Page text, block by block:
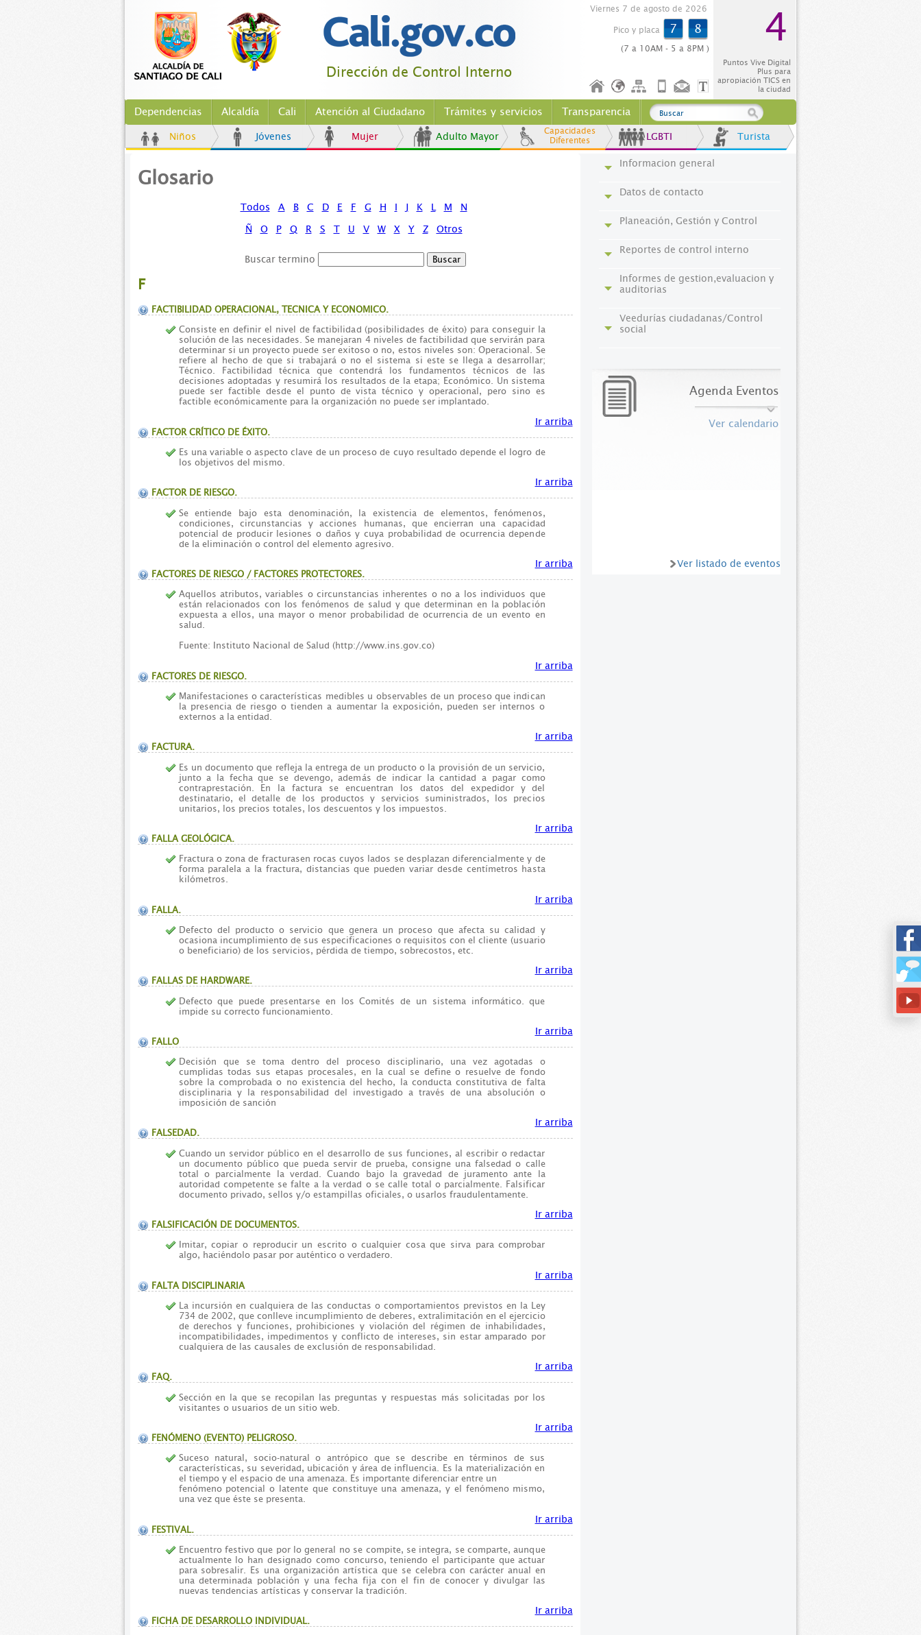
Dirección de Control Interno
Viernes 7 de agosto de 2026
Pico y placa 7 8
(7 a 10AM - 5 a 8PM ) 4
Puntos Vive Digital
Plus para
apropiación TICS en
la ciudad
Dependencias Alcaldía Cali Atención al Ciudadano Trámites y servicios Transparencia
Niños Jóvenes Mujer Adulto Mayor
Capacidades
Diferentes
LGBTI Turista
Glosario
Todos A B C D E F G H I J K L M
N
Ñ
O P Q R S T U V W X Y Z Otros
Buscar termino
F
FACTIBILIDAD OPERACIONAL, TECNICA Y ECONOMICO.
Consiste en definir el nivel de factibilidad (posibilidades de éxito) para conseguir la
solución de las necesidades. Se manejaran 4 niveles de factibilidad que servirán para
determinar si un proyecto puede ser exitoso o no, estos niveles son: Operacional. Se
refiere al hecho de que si trabajará o no el sistema si este se llega a desarrollar;
Técnico. Factibilidad técnica que contendrá los fundamentos técnicos de las
decisiones adoptadas y resumirá los resultados de la etapa; Económico. Un sistema
puede ser factible desde el punto de vista técnico y operacional, pero sino es
factible económicamente para la organización no puede ser implantado.
Ir arriba
FACTOR CRÍTICO DE ÉXITO.
Es una variable o aspecto clave de un proceso de cuyo resultado depende el logro de
los objetivos del mismo.
Ir arriba
FACTOR DE RIESGO.
Se entiende bajo esta denominación, la existencia de elementos, fenómenos,
condiciones, circunstancias y acciones humanas, que encierran una capacidad
potencial de producir lesiones o daños y cuya probabilidad de ocurrencia depende
de la eliminación o control del elemento agresivo.
Ir arriba
FACTORES DE RIESGO / FACTORES PROTECTORES.
Aquellos atributos, variables o circunstancias inherentes o no a los individuos que
están relacionados con los fenómenos de salud y que determinan en la población
expuesta a ellos, una mayor o menor probabilidad de ocurrencia de un evento en
salud.
Fuente: Instituto Nacional de Salud (http://www.ins.gov.co)
Ir arriba
FACTORES DE RIESGO.
Manifestaciones o características medibles u observables de un proceso que indican
la presencia de riesgo o tienden a aumentar la exposición, pueden ser internos o
externos a la entidad.
Ir arriba
FACTURA.
Es un documento que refleja la entrega de un producto o la provisión de un servicio,
junto a la fecha que se devengo, además de indicar la cantidad a pagar como
contraprestación. En la factura se encuentran los datos del expedidor y del
destinatario, el detalle de los productos y servicios suministrados, los precios
unitarios, los precios totales, los descuentos y los impuestos.
Ir arriba
FALLA GEOLÓGICA.
Fractura o zona de fracturasen rocas cuyos lados se desplazan diferencialmente y de
forma paralela a la fractura, distancias que pueden variar desde centímetros hasta
kilómetros.
Ir arriba
FALLA.
Defecto del producto o servicio que genera un proceso que afecta su calidad y
ocasiona incumplimiento de sus especificaciones o requisitos con el cliente (usuario
o beneficiario) de los servicios, pérdida de tiempo, sobrecostos, etc.
Ir arriba
FALLAS DE HARDWARE.
Defecto que puede presentarse en los Comités de un sistema informático. que
impide su correcto funcionamiento.
Ir arriba
FALLO
Decisión que se toma dentro del proceso disciplinario, una vez agotadas o
cumplidas todas sus etapas procesales, en la cual se define o resuelve de fondo
sobre la comprobada o no existencia del hecho, la conducta constitutiva de falta
disciplinaria y la responsabilidad del investigado a través de una absolución o
imposición de sanción
Ir arriba
FALSEDAD.
Cuando un servidor público en el desarrollo de sus funciones, al escribir o redactar
un documento público que pueda servir de prueba, consigne una falsedad o calle
total o parcialmente la verdad. Cuando bajo la gravedad de juramento ante la
autoridad competente se falte a la verdad o se calle total o parcialmente. Falsificar
documento privado, sellos y/o estampillas oficiales, o usarlos fraudulentamente.
Ir arriba
FALSIFICACIÓN DE DOCUMENTOS.
Imitar, copiar o reproducir un escrito o cualquier cosa que sirva para comprobar
algo, haciéndolo pasar por auténtico o verdadero.
Ir arriba
FALTA DISCIPLINARIA
La incursión en cualquiera de las conductas o comportamientos previstos en la Ley
734 de 2002, que conlleve incumplimiento de deberes, extralimitación en el ejercicio
de derechos y funciones, prohibiciones y violación del régimen de inhabilidades,
incompatibilidades, impedimentos y conflicto de intereses, sin estar amparado por
cualquiera de las causales de exclusión de responsabilidad.
Ir arriba
FAQ.
Sección en la que se recopilan las preguntas y respuestas más solicitadas por los
visitantes o usuarios de un sitio web.
Ir arriba
FENÓMENO (EVENTO) PELIGROSO.
Suceso natural, socio-natural o antrópico que se describe en términos de sus
características, su severidad, ubicación y área de influencia. Es la materialización en
el tiempo y el espacio de una amenaza. Es importante diferenciar entre un
fenómeno potencial o latente que constituye una amenaza, y el fenómeno mismo,
una vez que éste se presenta.
Ir arriba
FESTIVAL.
Encuentro festivo que por lo general no se compite, se integra, se comparte, aunque
actualmente lo han designado como concurso, teniendo el participante que actuar
para sobresalir. Es una organización artística que se celebra con carácter anual en
una determinada población y una fecha fija con el fin de conocer y divulgar las
nuevas tendencias artísticas y conservar la tradición.
Ir arriba
FICHA DE DESARROLLO INDIVIDUAL.
Informacion general
Datos de contacto
Planeación, Gestión y Control
Reportes de control interno
Informes de gestion,evaluacion y
auditorias
Veedurías ciudadanas/Control
social
Agenda Eventos
Ver calendario
Ver listado de eventos